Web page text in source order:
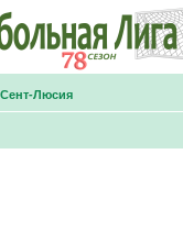
Сент-Люсия